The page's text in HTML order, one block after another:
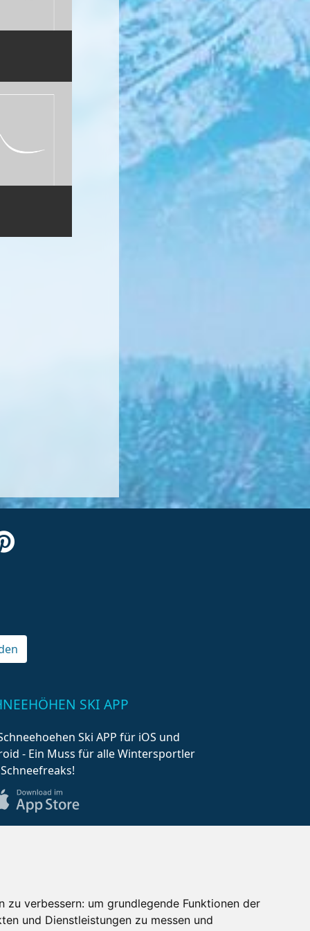
zu verbessern: um grundlegende Funktionen der
und Dienstleistungen zu messen und
SKI APP
Ski APP für iOS und
- Ein Muss für alle Wintersportler
Newsletter Mediadaten